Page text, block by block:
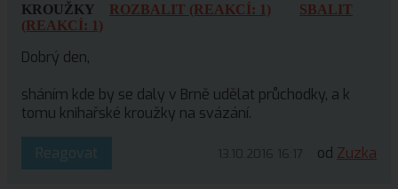
KROUŽKY
ROZBALIT (REAKCÍ: 1)
SBALIT
(REAKCÍ: 1)
Dobrý den,
sháním kde by se daly v Brně udělat průchodky, a k
tomu knihařské kroužky na svázání.
Reagovat 13.10.2016 16:17 od Zuzka